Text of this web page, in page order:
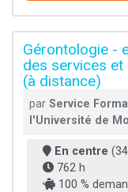
Gérontologie -
des services et
(à distance)
par Service
l'Université de
En centre
762 h
100 %